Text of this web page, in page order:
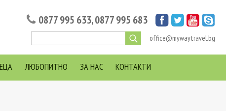
0877 995 633,0877 995 683
office@mywaytravel.bg
ЛЮБОПИТНО ЗА НАС КОНТАКТИ